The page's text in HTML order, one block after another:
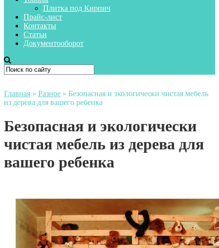
Плитка под Кирпич
Прайс-лист
Контакты
Статьи
Документооборот
Главная » Разное » Безопасная и экологически чистая мебель
из дерева для вашего ребенка
Безопасная и экологически
чистая мебель из дерева для
вашего ребенка